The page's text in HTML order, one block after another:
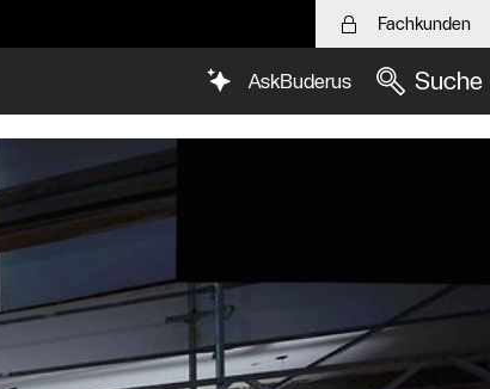
Fachkunden
AskBuderus Suche